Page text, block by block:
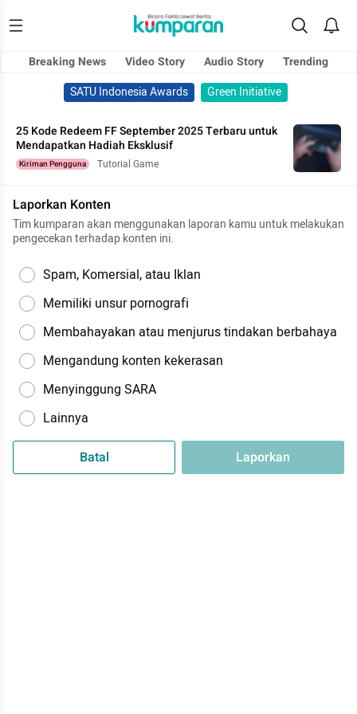
Breaking News Video Story Audio Story
Trending
SATU Indonesia Awards
Green Initiative
25 Kode Redeem FF September 2025 Terbaru untuk
Mendapatkan Hadiah Eksklusif
Kiriman Pengguna Tutorial Game
Laporkan Konten
Tim kumparan akan menggunakan laporan kamu untuk melakukan
pengecekan terhadap konten ini.
Spam, Komersial, atau Iklan
Memiliki unsur pornografi
Membahayakan atau menjurus tindakan berbahaya
Mengandung konten kekerasan
Menyinggung SARA
Lainnya
Batal Laporkan